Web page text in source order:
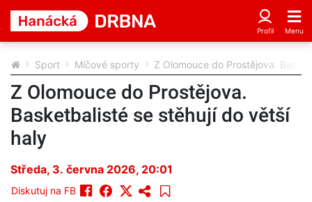
Sport Míčové sporty Z Olomouce do Prostějova.
Z Olomouce do Prostějova.
Basketbalisté se stěhují do větší
haly
Středa, 3. června 2026, 20:01
Diskutuj na FB